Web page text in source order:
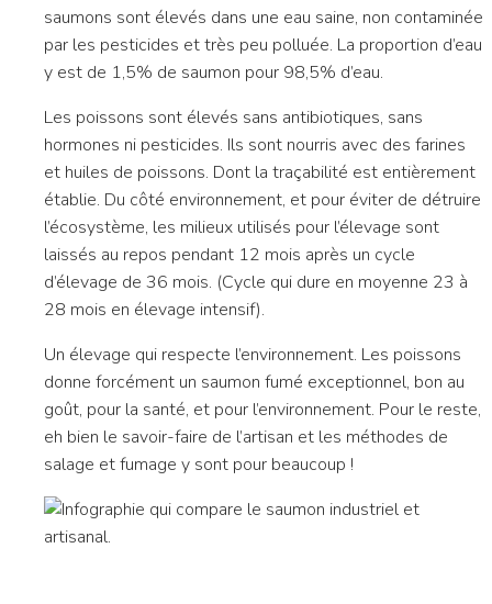
saumons sont élevés dans une eau saine, non contaminée
par les pesticides et très peu polluée. La proportion d’eau
y est de 1,5% de saumon pour 98,5% d’eau.
Les poissons sont élevés sans antibiotiques, sans
hormones ni pesticides. Ils sont nourris avec des farines
et huiles de poissons. Dont la traçabilité est entièrement
établie. Du côté environnement, et pour éviter de détruire
l’écosystème, les milieux utilisés pour l’élevage sont
laissés au repos pendant 12 mois après un cycle
d’élevage de 36 mois. (Cycle qui dure en moyenne 23 à
28 mois en élevage intensif).
Un élevage qui respecte l’environnement. Les poissons
donne forcément un saumon fumé exceptionnel, bon au
goût, pour la santé, et pour l’environnement. Pour le reste,
eh bien le savoir-faire de l’artisan et les méthodes de
salage et fumage y sont pour beaucoup !